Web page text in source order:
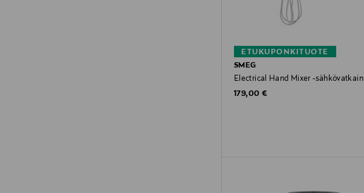
ETUKUPONKITUOTE
SMEG
Electrical Hand Mixer -sähkövatkain
Original Price
179,00 €